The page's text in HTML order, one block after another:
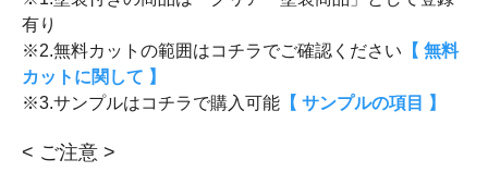
有り
※2.無料カットの範囲はコチラでご確認ください 【 無料
カットに関して 】
※3.サンプルはコチラで購入可能 【 サンプルの項目 】
< ご注意 >